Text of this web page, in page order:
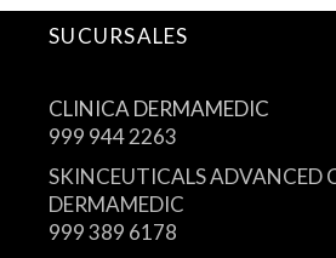
SUCURSALES
CLINICA DERMAMEDIC
999 944 2263
SKINCEUTICALS ADVANCED
DERMAMEDIC
999 389 6178